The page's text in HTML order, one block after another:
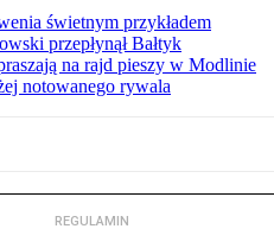
świetnym przykładem
przepłynął Bałtyk
na rajd pieszy w Modlinie
notowanego rywala
REGULAMIN